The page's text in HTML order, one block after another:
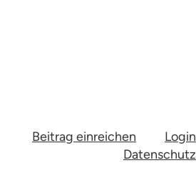
Beitrag einreichen Login
Datenschutz